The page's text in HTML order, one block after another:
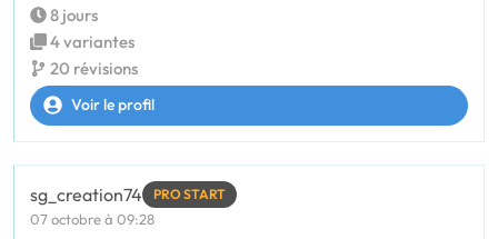
8 jours
4 variantes
20 révisions
Voir le profil
sg_creation74 PRO START
07 octobre à 09:28